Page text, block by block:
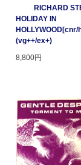
RICHARD
HOLIDAY IN
(vg++/ex+)
8,800円